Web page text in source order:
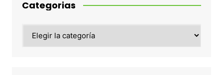
Categorias